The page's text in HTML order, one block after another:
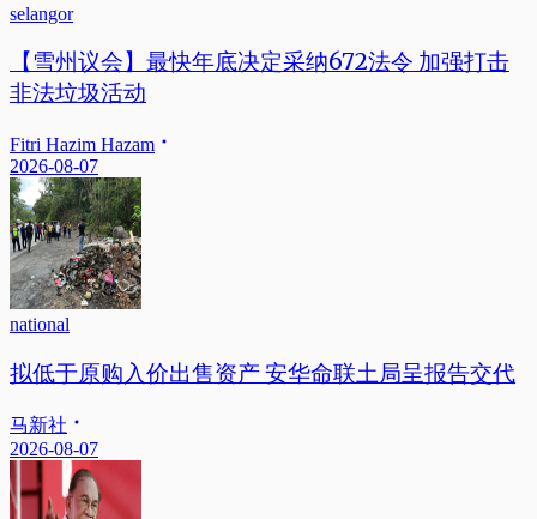
selangor
【雪州议会】最快年底决定采纳672法令 加强打击
非法垃圾活动
Fitri Hazim Hazam
2026-08-07
national
拟低于原购入价出售资产 安华命联土局呈报告交代
马新社
2026-08-07